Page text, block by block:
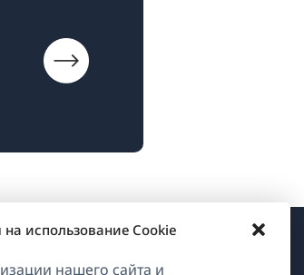
использование Cookie
нашего сайта и
О WPML